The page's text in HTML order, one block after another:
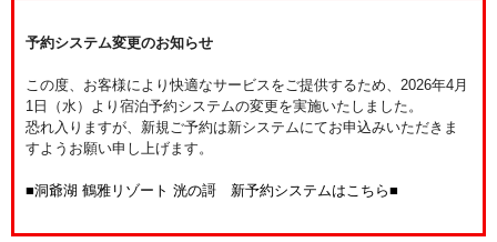
予約システム変更のお知らせ
この度、お客様により快適なサービスをご提供するため、2026年4月
1日（水）より宿泊予約システムの変更を実施いたしました。
恐れ入りますが、新規ご予約は新システムにてお申込みいただきま
すようお願い申し上げます。
■洞爺湖 鶴雅リゾート 洸の謌 新予約システムはこちら■